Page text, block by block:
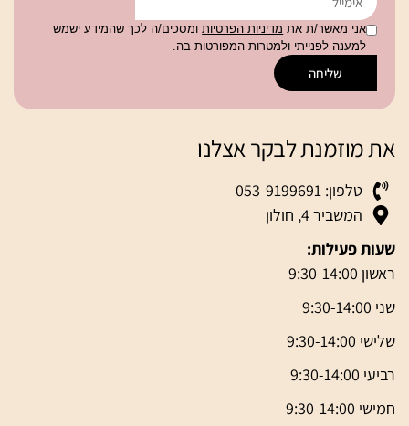
אני מאשר/ת את מדיניות הפרטיותומסכים/ה לכך שהמידע ישמש
למענה לפנייתי ולמטרות המפורטות בה.
שליחה
את מוזמנת לבקר אצלנו
טלפון: 053-9199691
המשביר 4, חולון
שעות פעילות:
ראשון 9:30-14:00
שני 9:30-14:00
שלישי 9:30-14:00
רביעי 9:30-14:00
חמישי 9:30-14:00